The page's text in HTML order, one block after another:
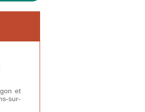
et
sur-